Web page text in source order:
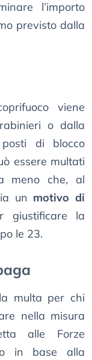
l’importo
previsto dalla
viene
o dalla
di blocco
essere multati
meno che, al
un motivo di
giustificare la
le 23.
multa per chi
nella misura
alle Forze
in base alla